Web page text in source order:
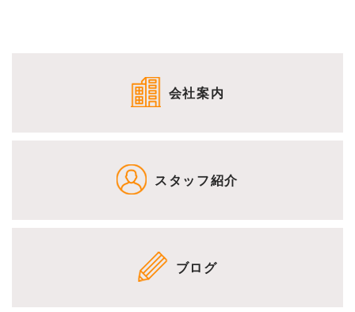
会社案内
スタッフ紹介
ブログ